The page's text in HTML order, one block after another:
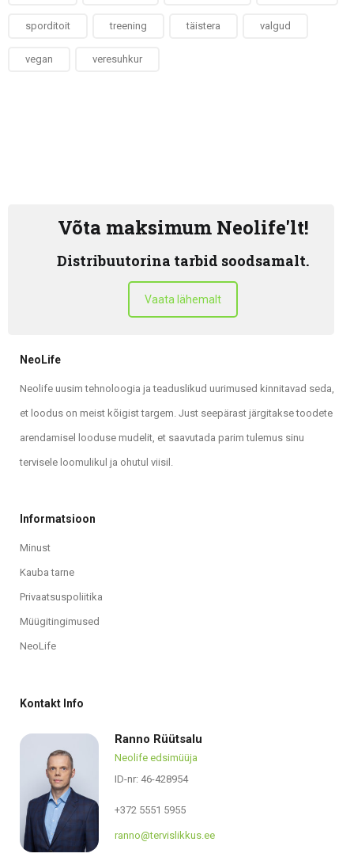
sporditoit treening täistera valgud
vegan veresuhkur
Võta maksimum Neolife'lt!
Distribuutorina tarbid soodsamalt.
Vaata lähemalt
NeoLife
Neolife uusim tehnoloogia ja teaduslikud uurimused kinnitavad seda,
et loodus on meist kõigist targem. Just seepärast järgitakse toodete
arendamisel looduse mudelit, et saavutada parim tulemus sinu
tervisele loomulikul ja ohutul viisil.
Informatsioon
Minust
Kauba tarne
Privaatsuspoliitika
Müügitingimused
NeoLife
Kontakt Info
Ranno Rüütsalu
Neolife edsimüüja
ID-nr: 46-428954
+372 5551 5955
ranno@tervislikkus.ee